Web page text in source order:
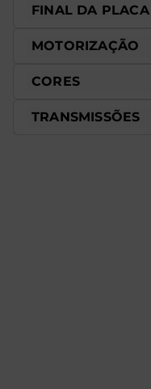
FINAL DA PLACA
MOTORIZAÇÃO
CORES
TRANSMISSÕES